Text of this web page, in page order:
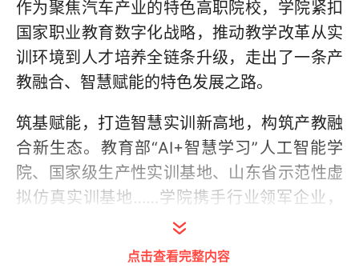
作为聚焦汽车产业的特色高职院校，学院紧扣
国家职业教育数字化战略，推动教学改革从实
训环境到人才培养全链条升级，走出了一条产
教融合、智慧赋能的特色发展之路。
筑基赋能，打造智慧实训新高地，构筑产教融
合新生态。教育部“AI+智慧学习”人工智能学
院、国家级生产性实训基地、山东省示范性虚
拟仿真实训基地……学院携手行业领军企业，
共同打造了国内领先的“虚实融合、AI赋能”实
点击查看完整内容